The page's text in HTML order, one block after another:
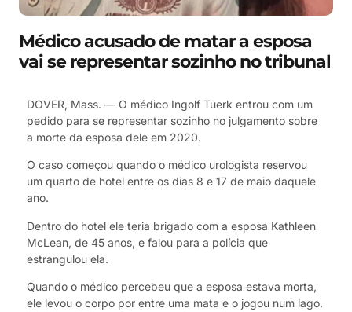
Médico acusado de matar a esposa
vai se representar sozinho no tribunal
DOVER, Mass. — O médico Ingolf Tuerk entrou com um
pedido para se representar sozinho no julgamento sobre
a morte da esposa dele em 2020.
O caso começou quando o médico urologista reservou
um quarto de hotel entre os dias 8 e 17 de maio daquele
ano.
Dentro do hotel ele teria brigado com a esposa Kathleen
McLean, de 45 anos, e falou para a polícia que
estrangulou ela.
Quando o médico percebeu que a esposa estava morta,
ele levou o corpo por entre uma mata e o jogou num lago.